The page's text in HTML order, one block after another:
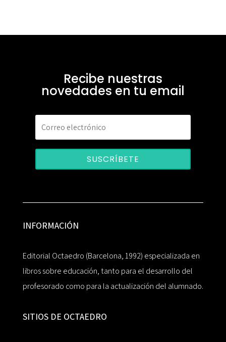
Recibe nuestras
novedades en tu email
SUSCRÍBETE
INFORMACIÓN
Editorial Octaedro (Barcelona, 1992) especializada en
libros sobre educación, tanto para el desarrollo del
profesorado como para la actualización del alumnado.
SITIOS DE OCTAEDRO